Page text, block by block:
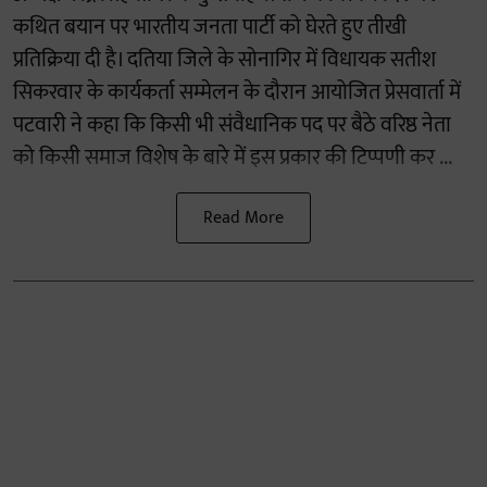
कथित बयान पर भारतीय जनता पार्टी को घेरते हुए तीखी
प्रतिक्रिया दी है। दतिया जिले के सोनागिर में विधायक सतीश
सिकरवार के कार्यकर्ता सम्मेलन के दौरान आयोजित प्रेसवार्ता में
पटवारी ने कहा कि किसी भी संवैधानिक पद पर बैठे वरिष्ठ नेता
को किसी समाज विशेष के बारे में इस प्रकार की टिप्पणी कर ...
Read More